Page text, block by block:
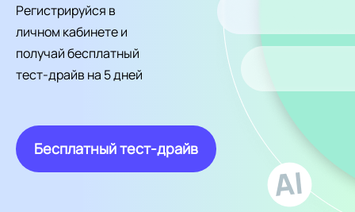
Регистрируйся в
личном кабинете и
получай бесплатный
тест-драйв на 5 дней
Бесплатный тест-драйв